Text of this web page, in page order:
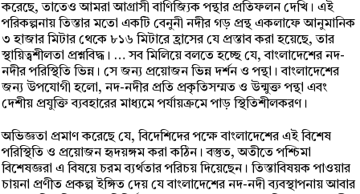
করেছে, তাতেও আমরা আগ্রাসী বাণিজ্যিক পন্থার প্রতিফলন দেখি। এই
পরিকল্পনায় তিস্তার মতো একটি বেনুনী নদীর গড় প্রন্থ একলাফে আনুমানিক
৩ হাজার মিটার থেকে ৮১৬ মিটারে হ্রাসের যে প্রস্তাব করা হয়েছে, তার
স্থায়িত্বশীলতা প্রশ্নবিদ্ধ। … সব মিলিয়ে বলতে হচ্ছে যে, বাংলাদেশের নদ-
নদীর পরিস্থিতি ভিন্ন। সে জন্য প্রয়োজন ভিন্ন দর্শন ও পন্থা। বাংলাদেশের
জন্য উপযোগী হলো, নদ-নদীর প্রতি প্রকৃতিসম্মত ও উন্মুক্ত পন্থা এবং
দেশীয় প্রযুক্তি ব্যবহারের মাধ্যমে পর্যায়ক্রমে পাড় স্থিতিশীলকরণ।
অভিজ্ঞতা প্রমাণ করেছে যে, বিদেশিদের পক্ষে বাংলাদেশের এই বিশেষ
পরিস্থিতি ও প্রয়োজন হৃদয়ঙ্গম করা কঠিন। বস্তুত, অতীতে পশ্চিমা
বিশেষজ্ঞরা এ বিষয়ে চরম ব্যর্থতার পরিচয় দিয়েছেন। তিস্তাবিষয়ক পাওয়ার
চায়না প্রণীত প্রকল্প ইঙ্গিত দেয় যে বাংলাদেশের নদ-নদী ব্যবস্থাপনায় আবার